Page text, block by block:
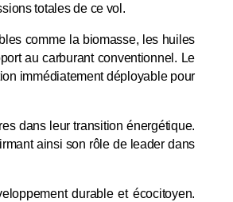
totales de ce vol.
comme la biomasse, les huiles
au carburant conventionnel. Le
immédiatement déployable pour
dans leur transition énergétique.
ainsi son rôle de leader dans
durable et écocitoyen.